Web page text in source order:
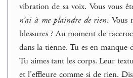
vibration de sa voix. Vous vous
n’ai à me plaindre de rien. Vous
blessures ? Au moment de
dans la tienne. Tu es en manque
Tu aimes tant les corps. Leur
et l’effleure comme si de rien.